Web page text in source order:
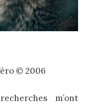
© 2006
m’ont